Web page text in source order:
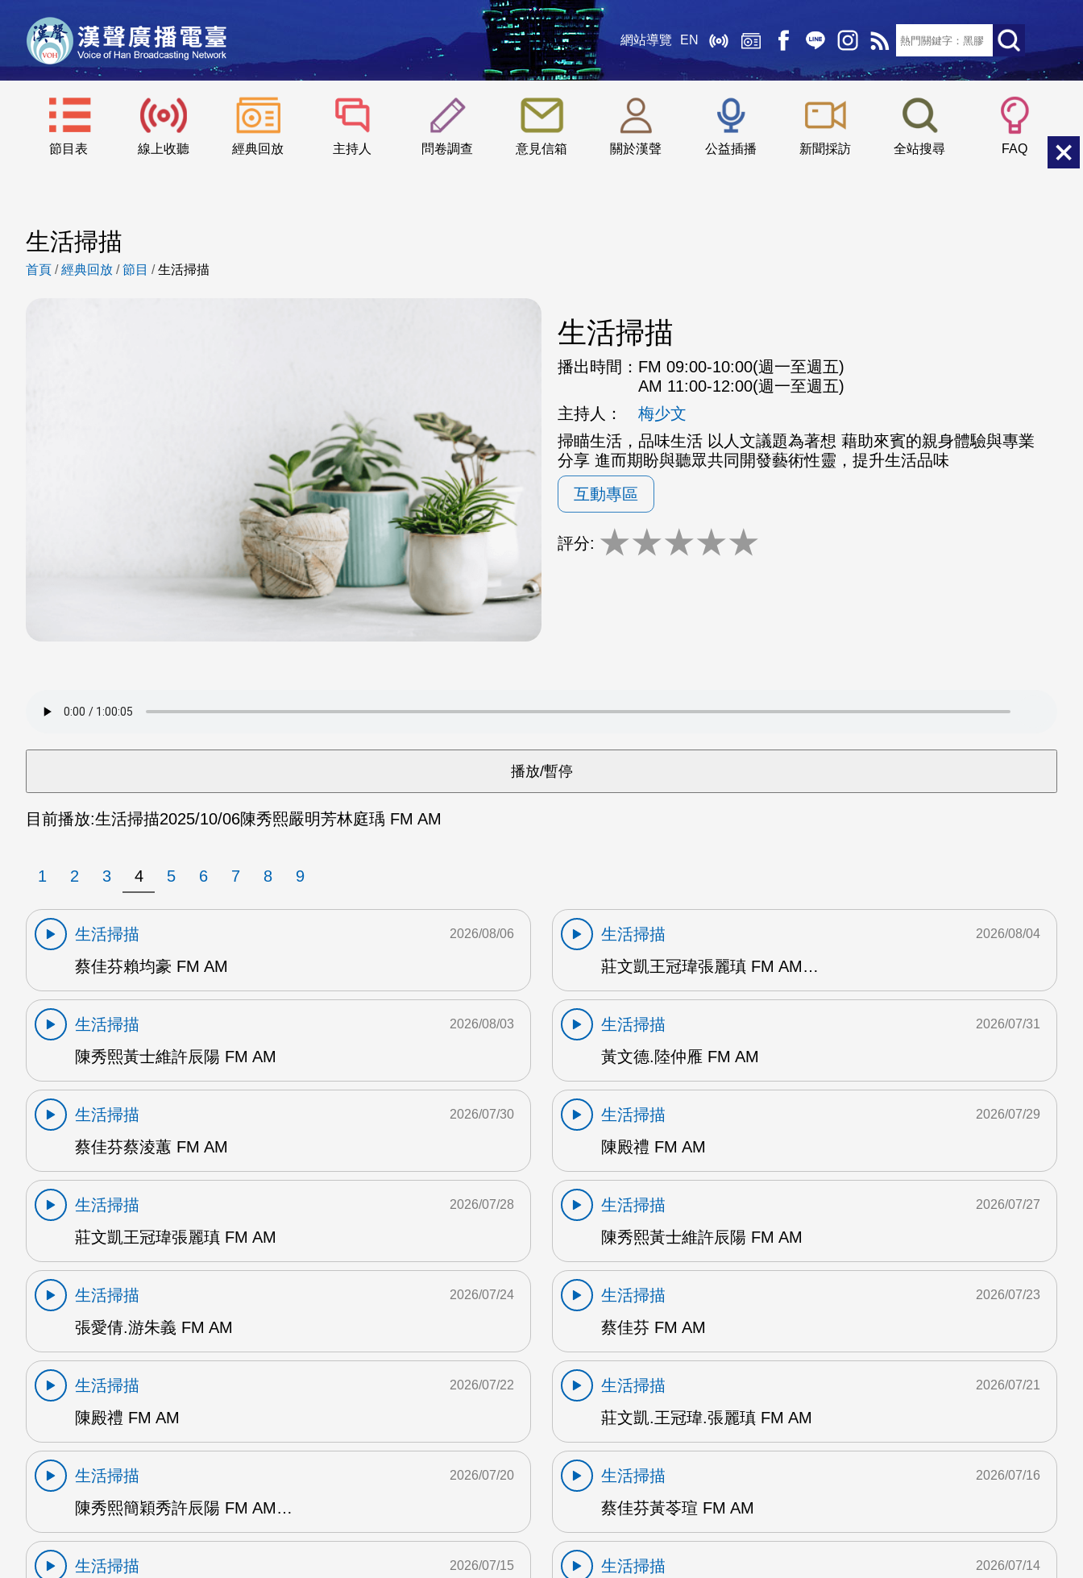
網站導覽 EN
節目表 線上收聽 經典回放 主持人 問卷調查 意見信箱 關於漢聲 公益插播 新聞採訪 全站搜尋 FAQ
::: 小 中
生活掃描
首頁 /經典回放 /節目 /生活掃描
生活掃描
播出時間： FM 09:00-10:00(週一至週五)
AM 11:00-12:00(週一至週五)
主持人：
梅少文
掃瞄生活，品味生活 以人文議題為著想 藉助來賓的親身體驗與專業
分享 進而期盼與聽眾共同開發藝術性靈，提升生活品味
互動專區
評分: ★★★★★
目前播放:生活掃描2025/10/06陳秀熙嚴明芳林庭瑀 FM AM
1 2 3 4 5 6 7 8 9
生活掃描
蔡佳芬賴均豪 FM AM
2026/08/06
生活掃描
莊文凱王冠瑋張麗瑱 FM AM…
2026/08/04
生活掃描
陳秀熙黃士維許辰陽 FM AM
2026/08/03
生活掃描
黃文德.陸仲雁 FM AM
2026/07/31
生活掃描
蔡佳芬蔡淩蕙 FM AM
2026/07/30
生活掃描
陳殿禮 FM AM
2026/07/29
生活掃描
莊文凱王冠瑋張麗瑱 FM AM
2026/07/28
生活掃描
陳秀熙黃士維許辰陽 FM AM
2026/07/27
生活掃描
張愛倩.游朱義 FM AM
2026/07/24
生活掃描
蔡佳芬 FM AM
2026/07/23
生活掃描
陳殿禮 FM AM
2026/07/22
生活掃描
莊文凱.王冠瑋.張麗瑱 FM AM
2026/07/21
生活掃描
陳秀熙簡穎秀許辰陽 FM AM…
2026/07/20
生活掃描
蔡佳芬黃苓瑄 FM AM
2026/07/16
生活掃描
2026/07/15
生活掃描
2026/07/14